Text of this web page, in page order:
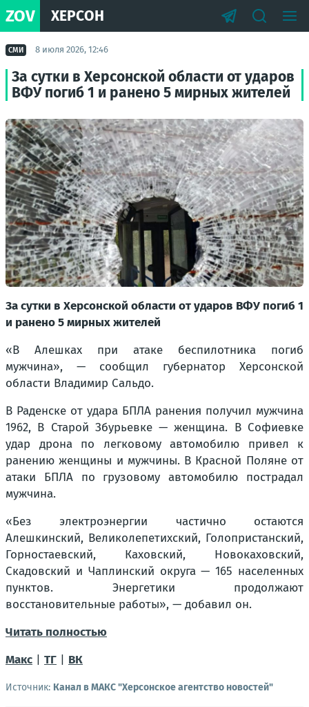
ZOV ХЕРСОН
СМИ 8 июля 2026, 12:46
За сутки в Херсонской области от ударов
ВФУ погиб 1 и ранено 5 мирных жителей
За сутки в Херсонской области от ударов ВФУ погиб 1
и ранено 5 мирных жителей
«В Алешках при атаке беспилотника погиб
мужчина», — сообщил губернатор Херсонской
области Владимир Сальдо.
В Раденске от удара БПЛА ранения получил мужчина
1962, В Старой Збурьевке — женщина. В Софиевке
удар дрона по легковому автомобилю привел к
ранению женщины и мужчины. В Красной Поляне от
атаки БПЛА по грузовому автомобилю пострадал
мужчина.
«Без электроэнергии частично остаются
Алешкинский, Великолепетихский, Голопристанский,
Горностаевский, Каховский, Новокаховский,
Скадовский и Чаплинский округа — 165 населенных
пунктов. Энергетики продолжают
восстановительные работы», — добавил он.
Читать полностью
Макс
ТГ ВК
Источник: Канал в МАКС "Херсонское агентство новостей"